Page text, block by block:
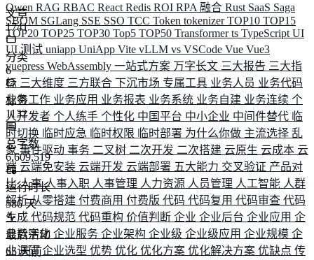
Qwen RAG RBAC React Redis ROI RPA 融合 Rust SaaS Saga
SBOM SGLang SSE SSO TCC Token tokenizerTOP10 TOP15
TOP20 TOP25 TOP30 Top5 TOP50 Transformerts TypeScript UI
UI 测试 uniapp UniApp Vite vLLM vs VSCode Vue Vue3
vuepress WebAssembly 一站式方案 万字长文 三大报告 三大指
标 三大维度 三方联合 下沉市场 专属工具 业务人员 业务代码
业务工作 业务应用 业务报表 业务系统 业务自建 业务连续 个
人开发者 个人练手 个性化 中国平台 中小企业 中间件替代 临
时切换 临时应急 临时权限 临时部署 为什么你做 主流选择 乱
象 事件驱动 事务 二叉树 二次开发 二次搭建 云原生 云成本 云
端 云端免安装 云端开发 云端部署 五大能力 交叉验证 产品对
比人事人事入职 人事管理 人力资源 人员管理 人工智能 人群
解析从零搭建 付费商用 付费版 代码 代码复用 代码审查 代码
生成 代码规范 代码重构 价值判断 企业 企业后台 企业应用 企
业数字化 企业服务 企业架构 企业级 企业级应用 企业规模 企
业调研企业选型 优势 优化 优化方案 优化解决方案 优缺点 传
文章
1741
分类
6
标签
1132
总字数
6,609,519
运行时长
586 天
最后活动
65 天前